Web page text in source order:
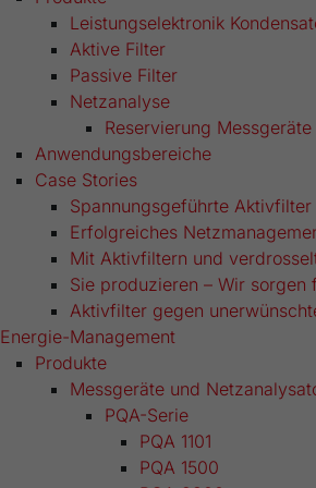
Leistungselektronik
Aktive Filter
Passive Filter
Netzanalyse
Reservierung Messgeräte
Anwendungsbereiche
Case Stories
Spannungsgeführte
Erfolgreiches
Mit Aktivfiltern und
Sie produzieren – Wir
Aktivfilter gegen
Energie-Management
Produkte
Messgeräte und
PQA-Serie
PQA 1101
PQA 1500